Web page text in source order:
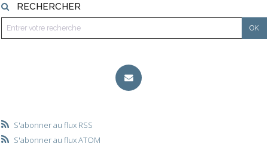
RECHERCHER
S'abonner au flux RSS
S'abonner au flux ATOM